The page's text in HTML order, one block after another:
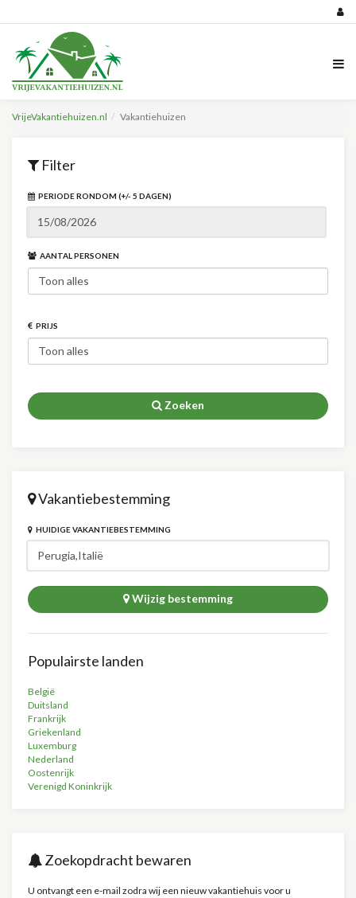
VrijeVakantiehuizen.nl Vakantiehuizen
Filter
PERIODE RONDOM (+/- 5 DAGEN)
AANTAL PERSONEN
PRIJS
Zoeken
Vakantiebestemming
HUIDIGE VAKANTIEBESTEMMING
Wijzig bestemming
Populairste landen
België
Duitsland
Frankrijk
Griekenland
Luxemburg
Nederland
Oostenrijk
Verenigd Koninkrijk
Zoekopdracht bewaren
U ontvangt een e-mail zodra wij een nieuw vakantiehuis voor u